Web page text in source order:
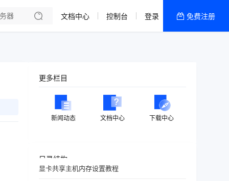
文档中心 控制台 登录 免费注册
更多栏目
新闻动态 文档中心 下载中心
目录结构
显卡共享主机内存设置教程